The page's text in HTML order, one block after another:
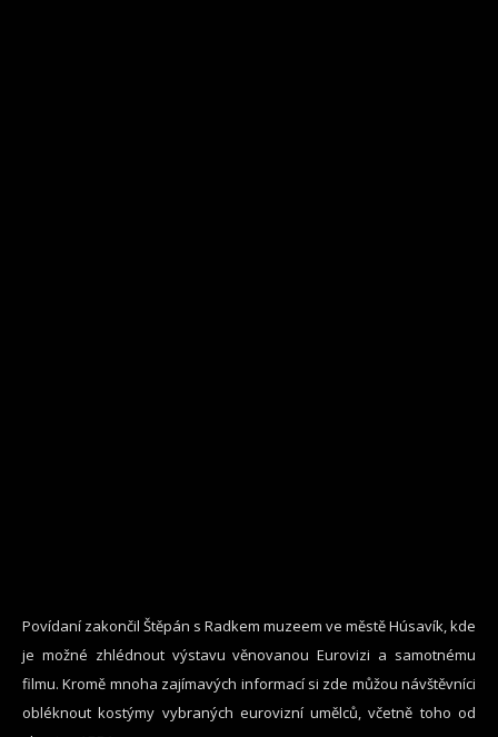
Povídaní zakončil Štěpán s Radkem muzeem ve městě Húsavík, kde
je možné zhlédnout výstavu věnovanou Eurovizi a samotnému
filmu. Kromě mnoha zajímavých informací si zde můžou návštěvníci
obléknout kostýmy vybraných eurovizní umělců, včetně toho od